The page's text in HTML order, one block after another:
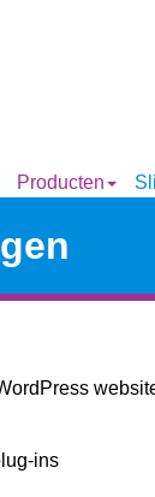
Producten
ins